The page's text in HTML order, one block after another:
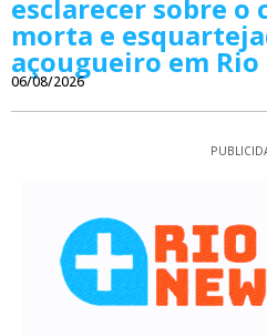
esclarecer sobre o
morta e
açougueiro em
06/08/2026